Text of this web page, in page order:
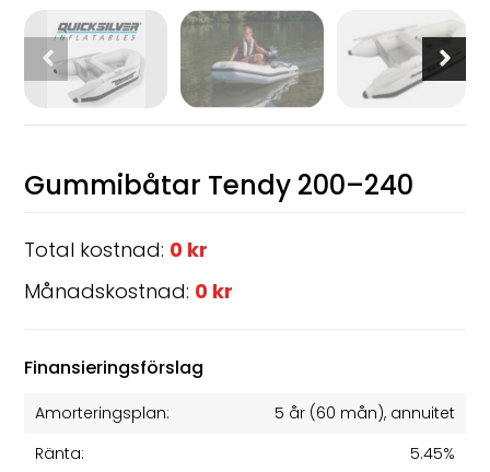
Gummibåtar Tendy 200–240
Total kostnad: 0 kr
Månadskostnad: 0 kr
Finansieringsförslag
Amorteringsplan: 5 år(60 mån), annuitet
Ränta:
5.45%